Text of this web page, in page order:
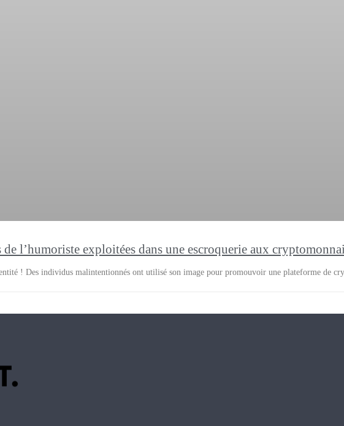
l’humoriste exploitées dans une escroquerie aux
! Des individus malintentionnés ont utilisé son image pour promouvoir une plateforme de